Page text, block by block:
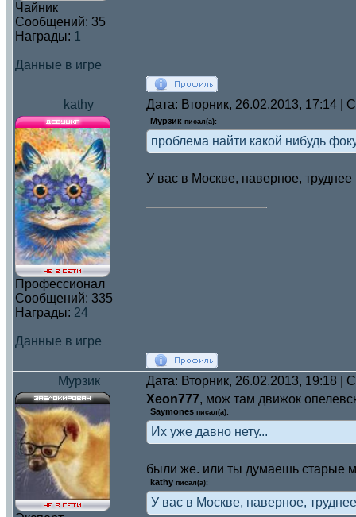
Чайник
Сообщений: 35
Награды: 1
Данные в игре
kathy Дата: Вторник, 26.02.2013, 17:14 |
Профессионал
Сообщений: 335
Награды: 24
Данные в игре
Мурзик писал(а):
проблема найти какой нибудь
У вас в Москве, наверное,
Мурзик Дата: Вторник, 26.02.2013, 19:18 |
Xeon777, мож там движок
Saymones писал(а):
Их уже давно нету...
были же. или ты думаешь старые
kathy писал(а):
У вас в Москве, наверное,